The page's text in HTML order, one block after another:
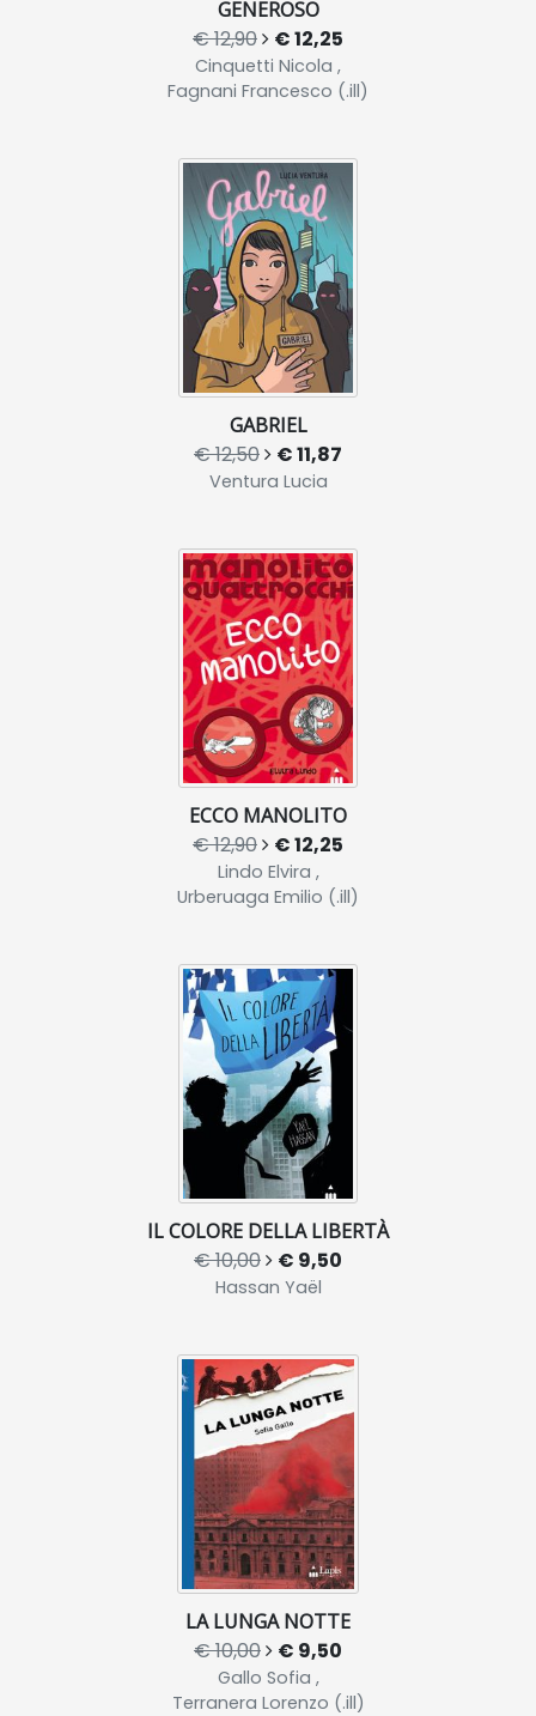
GENEROSO
€ 12,90 € 12,25
Cinquetti Nicola ,
Fagnani Francesco (.ill)
GABRIEL
€ 12,50 € 11,87
Ventura Lucia
ECCO MANOLITO
€ 12,90 € 12,25
Lindo Elvira ,
Urberuaga Emilio (.ill)
IL COLORE DELLA LIBERTÀ
€ 10,00 € 9,50
Hassan Yaël
LA LUNGA NOTTE
€ 10,00 € 9,50
Gallo Sofia ,
Terranera Lorenzo (.ill)